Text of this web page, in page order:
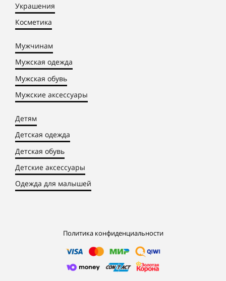
Украшения
Косметика
Мужчинам
Мужская одежда
Мужская обувь
Мужские аксессуары
Детям
Детская одежда
Детская обувь
Детские аксессуары
Одежда для малышей
Политика конфиденциальности